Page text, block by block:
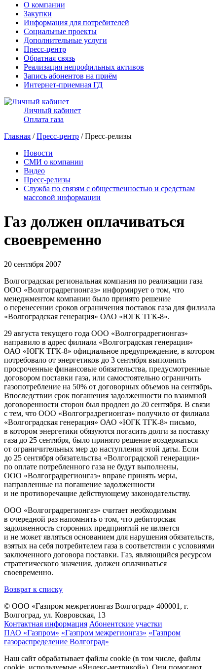
О компании
Закупки
Информация для потребителей
Социальные проекты
Дополнительные услуги
Пресс-центр
Обратная связь
Реализация непрофильных активов
Запись абонентов на приём
Интернет-приемная ГД
Личный кабинет
Оплата газа
Главная /Пресс-центр / Пресс-релизы
Новости
СМИ о компании
Видео
Пресс-релизы
Служба по связям с общественностью и средствам
массовой информации
Газ должен оплачиваться
своевременно
20 сентября 2007
Волгоградская региональная компания по реализации газа
ООО «Волгоградрегионгаз» информирует о том, что
менеджментом компании было принято решение
о перенесении сроков ограничения поставок газа для филиала
«Волгоградская генерация» ОАО «ЮГК ТГК-8».
29 августа текущего года ООО «Волгоградрегионгаз»
направило в адрес филиала «Волгоградская генерация»
ОАО «ЮГК ТГК-8» официальное предупреждение, в котором
потребовало от энергетиков до 3 сентября выполнить
просроченные финансовые обязательства, предусмотренные
договором поставки газа, или самостоятельно ограничить
газопотребление на 50% от договорных объемов на сентябрь.
Впоследствии срок погашения задолженности по взаимной
договоренности сторон был продлен до 20 сентября. В связи
с тем, что ООО «Волгоградрегионгаз» получило от филиала
«Волгоградская генерация» ОАО «ЮГК ТГК-8» письмо,
в котором энергетики обязуются погасить долги за поставку
газа до 25 сентября, было принято решение воздержаться
от ограничительных мер до наступления этой даты. Если
до 25 сентября обязательства «Волгоградской генерации»
по оплате потребленного газа не будут выполнены,
ООО «Волгоградрегионгаз» вправе принять меры,
направленные на погашение задолженности
и не противоречащие действующему законодательству.
ООО «Волгоградрегионгаз» считает необходимым
в очередной раз напомнить о том, что дебиторская
задолженность сторонних предприятий не является
и не может являться основанием для нарушения обязательств,
взятых на себя потребителем газа в соответствии с условиями
заключенного договора поставки. Газ, являющийся ресурсом
стратегического значения, должен оплачиваться
своевременно.
Возврат к списку
© ООО «Газпром межрегионгаз Волгоград» 400001, г.
Волгоград, ул. Ковровская, 13
Контактная информация Абонентские участки
ПАО «Газпром» «Газпром межрегионгаз» «Газпром
газораспределение Волгоград»
Наш сайт обрабатывает файлы cookie (в том числе, файлы
cookie, используемые «Яндекс-метрикой»). Они помогают